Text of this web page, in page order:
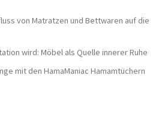
von Matratzen und Bettwaren auf die
wird: Möbel als Quelle innerer Ruhe
mit den HamaManiac Hamamtüchern